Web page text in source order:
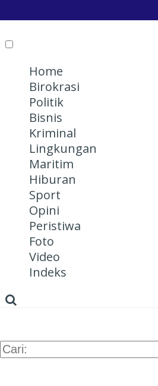
Home
Birokrasi
Politik
Bisnis
Kriminal
Lingkungan
Maritim
Hiburan
Sport
Opini
Peristiwa
Foto
Video
Indeks